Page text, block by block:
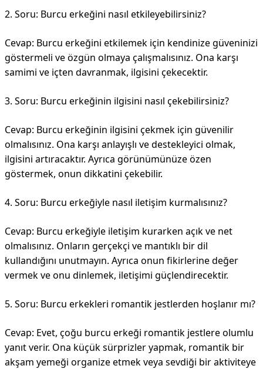
2. Soru: Burcu erkeğini nasıl etkileyebilirsiniz?
Cevap: Burcu erkeğini etkilemek için kendinize güveninizi
göstermeli ve özgün olmaya çalışmalısınız. Ona karşı
samimi ve içten davranmak, ilgisini çekecektir.
3. Soru: Burcu erkeğinin ilgisini nasıl çekebilirsiniz?
Cevap: Burcu erkeğinin ilgisini çekmek için güvenilir
olmalısınız. Ona karşı anlayışlı ve destekleyici olmak,
ilgisini artıracaktır. Ayrıca görünümünüze özen
göstermek, onun dikkatini çekebilir.
4. Soru: Burcu erkeğiyle nasıl iletişim kurmalısınız?
Cevap: Burcu erkeğiyle iletişim kurarken açık ve net
olmalısınız. Onların gerçekçi ve mantıklı bir dil
kullandığını unutmayın. Ayrıca onun fikirlerine değer
vermek ve onu dinlemek, iletişimi güçlendirecektir.
5. Soru: Burcu erkekleri romantik jestlerden hoşlanır mı?
Cevap: Evet, çoğu burcu erkeği romantik jestlere olumlu
yanıt verir. Ona küçük sürprizler yapmak, romantik bir
akşam yemeği organize etmek veya sevdiği bir aktiviteye